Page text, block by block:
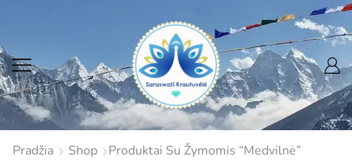
Pradžia Shop Produktai Su Žymomis “Medvilnė”